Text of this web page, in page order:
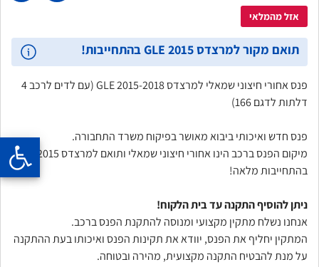
אזל מהמלאי
תואם מקור למרצדס GLE 2015 בהתחייבות!
פנס אחורי חיצוני שמאלי למרצדס GLE 2015-2018 (עם לדים לרכב 4
דלתות לדגם 166)
פנס חדש ואיכותי ביבוא מאושר בפיקוח משרד התחבורה.
מיקום הפנס ברכב הינו אחורי חיצוני שמאלי ותואם למרצדס GLE 2015
בהתחייבות מלאה!
ניתן להוסיף התקנה עד בית הלקוח!
אנחנו נשלח מתקין מקצועי ומנוסה להתקנת הפנס ברכב.
המתקין יחליף את הפנס, יוודא את תקינות הפנס ואיכותו בעת ההתקנה
על מנת להבטיח התקנה מקצועית, מהירה ובטוחה.